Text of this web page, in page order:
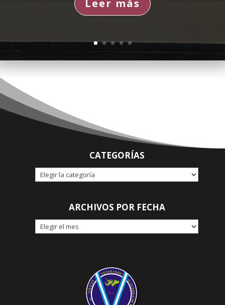
Leer más
CATEGORÍAS
CATEGORÍAS
ARCHIVOS POR FECHA
ARCHIVOS
POR